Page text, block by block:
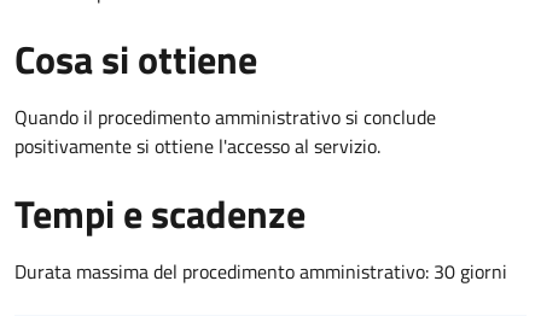
Cosa si ottiene
Quando il procedimento amministrativo si conclude
positivamente si ottiene l'accesso al servizio.
Tempi e scadenze
Durata massima del procedimento amministrativo: 30 giorni